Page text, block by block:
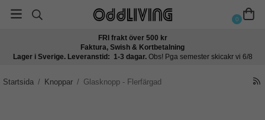
0
FRI frakt över 500 kr
Faktura, Swish & Kortbetalning
Lager i Sverige. Leveranstid: 1-3 dagar. Obs! Pga semester skicakr vi 6/8
Startsida / Knoppar / Glasknopp - Flerfärgad